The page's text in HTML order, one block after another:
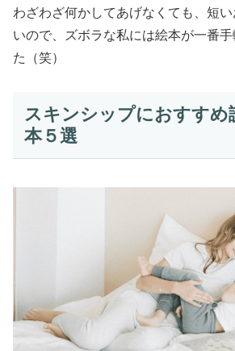
わざわざ何かしてあげなくても、短
いので、ズボラな私には絵本が一番
た（笑）
スキンシップにおすすめ
本５選